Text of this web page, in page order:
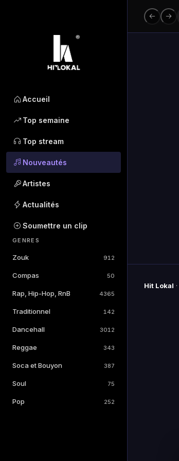
Accueil
Top semaine
Top stream
Nouveautés
Artistes
Actualités
Soumettre un clip
GENRES
Zouk 912
Compas 50
Rap, Hip-Hop, RnB 4365
Traditionnel 142
Dancehall 3012
Reggae 343
Soca et Bouyon 387
Soul 75
Pop 252
Hit Lokal ·